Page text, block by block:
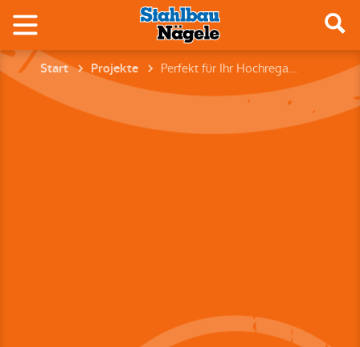
Start Projekte Perfekt für Ihr Hochregallager – Logistikhalle nach Maß